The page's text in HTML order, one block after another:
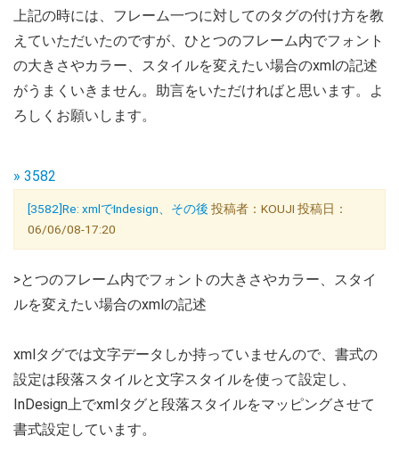
上記の時には、フレーム一つに対してのタグの付け方を教
えていただいたのですが、ひとつのフレーム内でフォント
の大きさやカラー、スタイルを変えたい場合のxmlの記述
がうまくいきません。助言をいただければと思います。よ
ろしくお願いします。
» 3582
[3582]Re: xmlでIndesign、その後 投稿者：KOUJI 投稿日：
06/06/08-17:20
>とつのフレーム内でフォントの大きさやカラー、スタイ
ルを変えたい場合のxmlの記述
xmlタグでは文字データしか持っていませんので、書式の
設定は段落スタイルと文字スタイルを使って設定し、
InDesign上でxmlタグと段落スタイルをマッピングさせて
書式設定しています。